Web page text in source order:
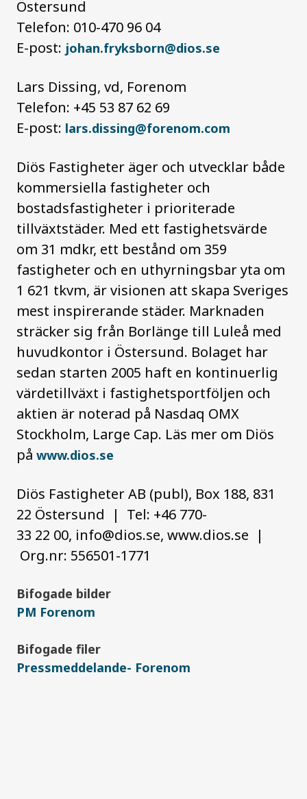
Östersund
Telefon: 010-470 96 04
E-post: johan.fryksborn@dios.se
Lars Dissing, vd, Forenom
Telefon: +45 53 87 62 69
E-post: lars.dissing@forenom.com
Diös Fastigheter äger och utvecklar både
kommersiella fastigheter och
bostadsfastigheter i prioriterade
tillväxtstäder. Med ett fastighetsvärde
om 31 mdkr, ett bestånd om 359
fastigheter och en uthyrningsbar yta om
1 621 tkvm, är visionen att skapa Sveriges
mest inspirerande städer. Marknaden
sträcker sig från Borlänge till Luleå med
huvudkontor i Östersund. Bolaget har
sedan starten 2005 haft en kontinuerlig
värdetillväxt i fastighetsportföljen och
aktien är noterad på Nasdaq OMX
Stockholm, Large Cap. Läs mer om Diös
på www.dios.se
Diös Fastigheter AB (publ), Box 188, 831
22 Östersund | Tel: +46 770-
33 22 00, info@dios.se, www.dios.se |
Org.nr: 556501-1771
Bifogade bilder
PM Forenom
Bifogade filer
Pressmeddelande- Forenom